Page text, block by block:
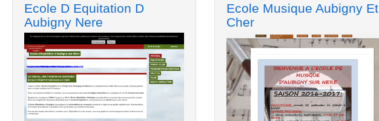
Ecole D Equitation D
Aubigny Nere
Ecole Musique Aubigny Et
Cher